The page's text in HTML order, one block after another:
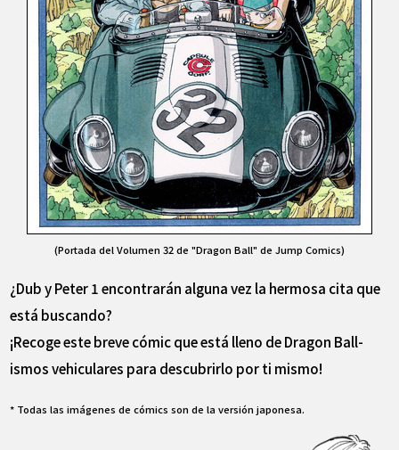
(Portada del Volumen 32 de "Dragon Ball" de Jump Comics)
¿Dub y Peter 1 encontrarán alguna vez la hermosa cita que
está buscando?
¡Recoge este breve cómic que está lleno de Dragon Ball-
ismos vehiculares para descubrirlo por ti mismo!
* Todas las imágenes de cómics son de la versión japonesa.